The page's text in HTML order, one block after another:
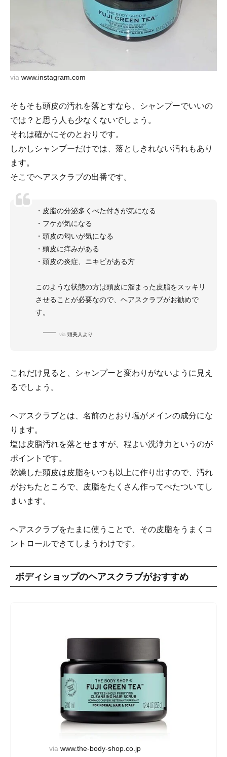
via www.instagram.com
そもそも頭皮の汚れを落とすなら、シャンプーでいいの
では？と思う人も少なくないでしょう。
それは確かにそのとおりです。
しかしシャンプーだけでは、落としきれない汚れもあり
ます。
そこでヘアスクラブの出番です。
・皮脂の分泌多くべた付きが気になる
・フケが気になる
・頭皮の匂いが気になる
・頭皮に痒みがある
・頭皮の炎症、ニキビがある方
このような状態の方は頭皮に溜まった皮脂をスッキリ
させることが必要なので、ヘアスクラブがお勧めで
す。
via 頭美人より
これだけ見ると、シャンプーと変わりがないように見え
るでしょう。
ヘアスクラブとは、名前のとおり塩がメインの成分にな
ります。
塩は皮脂汚れを落とせますが、程よい洗浄力というのが
ポイントです。
乾燥した頭皮は皮脂をいつも以上に作り出すので、汚れ
がおちたところで、皮脂をたくさん作ってべたついてし
まいます。
ヘアスクラブをたまに使うことで、その皮脂をうまくコ
ントロールできてしまうわけです。
ボディショップのヘアスクラブがおすすめ
via www.the-body-shop.co.jp